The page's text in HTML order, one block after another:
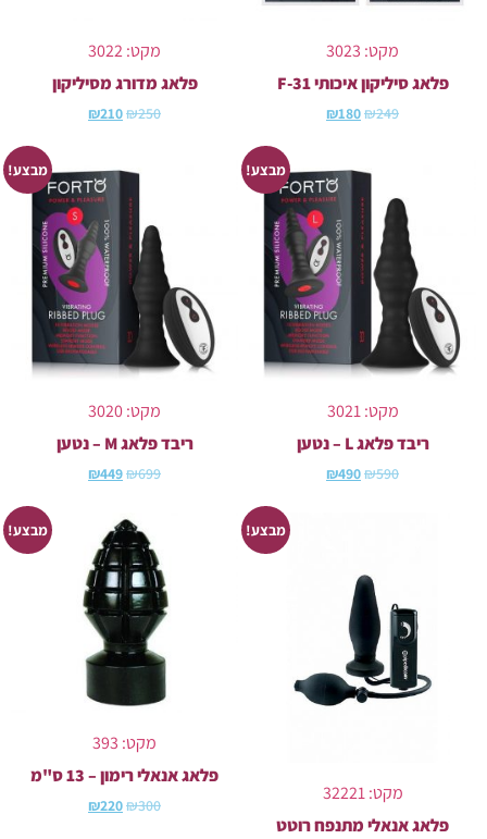
מקט: 3023
פלאג סיליקון איכותי F-31
₪249
₪180
מקט: 3022
פלאג מדורג מסיליקון
₪250
₪210
מבצע!
מקט: 3021
ריבד פלאג L – נטען
₪590
₪490
מבצע!
מקט: 3020
ריבד פלאג M – נטען
₪699
₪449
מבצע!
מקט: 32221
פלאג אנאלי מתנפח רוטט
מבצע!
מקט: 393
פלאג אנאלי רימון – 13 ס"מ
₪300
₪220